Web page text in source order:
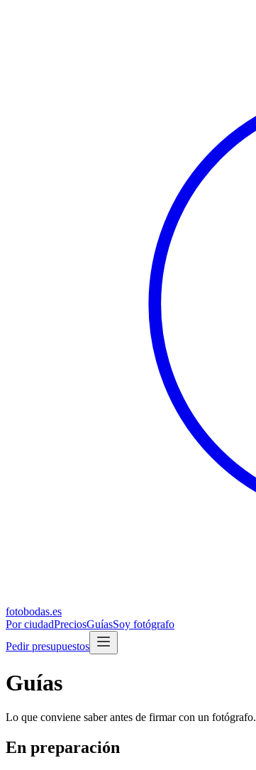
fotobodas.es
Por ciudadPreciosGuíasSoy fotógrafo
Pedir presupuestos
Guías
Lo que conviene saber antes de firmar con un fotógrafo.
En preparación